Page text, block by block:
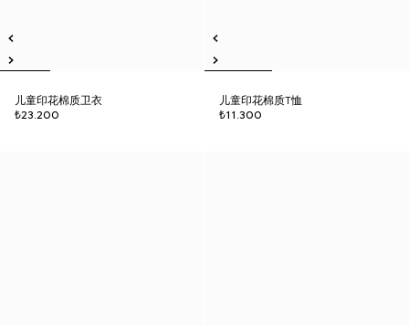
儿童印花棉质卫衣
₺23.200
儿童印花棉质T恤
₺11.300